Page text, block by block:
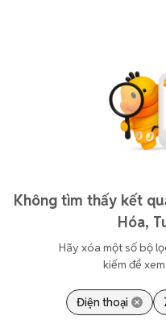
Không tìm thấy kết
Hóa,
Hãy xóa một số bộ
kiếm để
Điện thoại